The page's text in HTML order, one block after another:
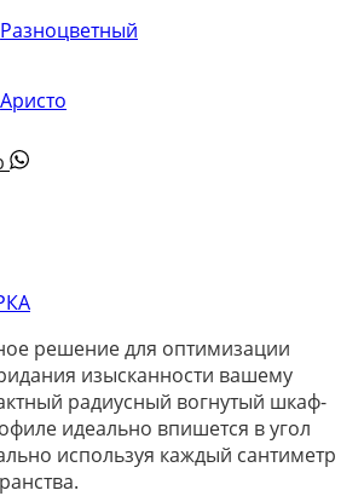
Разноцветный
Аристо
решение для оптимизации
изысканности вашему
радиусный вогнутый шкаф-
идеально впишется в угол
используя каждый сантиметр